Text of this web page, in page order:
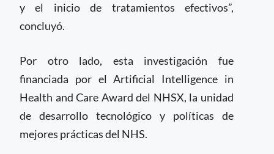
y el inicio de tratamientos efectivos”,
concluyó.
Por otro lado, esta investigación fue
financiada por el Artificial Intelligence in
Health and Care Award del NHSX, la unidad
de desarrollo tecnológico y políticas de
mejores prácticas del NHS.